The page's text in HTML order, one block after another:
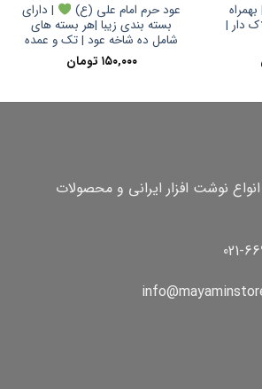
| بهمراه
دار |
عود حرم امام علی (ع)
| دارای
بسته بندی زیبا |هر بسته های
شامل ده شاخه عود | تک و عمده
۱۵۰,۰۰۰ تومان
نوشت افزار ایرانی و محصولات